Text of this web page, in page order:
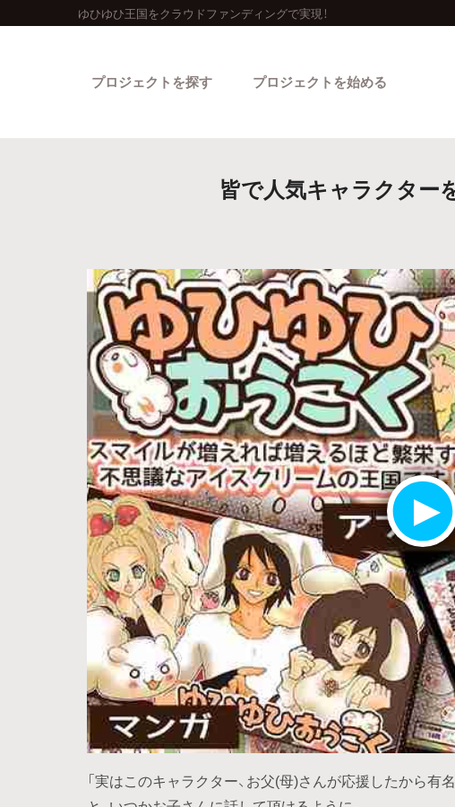
ゆひゆひ王国をクラウドファンディングで実現！
プロジェクトを探す
人気のプ
カテゴリーから探す タグ
プロジェクトを始める
皆で人気キャラクター
「実はこのキャラクター、お父(母)さんが応援したから有